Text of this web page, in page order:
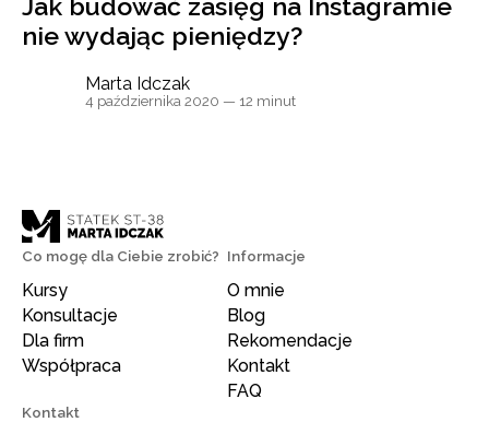
Jak budować zasięg na Instagramie
nie wydając pieniędzy?
Marta Idczak
4 października 2020 — 12 minut
Co mogę dla Ciebie zrobić?
Kursy
Konsultacje
Dla firm
Współpraca
Informacje
O mnie
Blog
Rekomendacje
Kontakt
FAQ
Kontakt